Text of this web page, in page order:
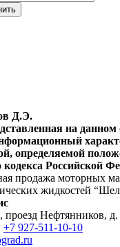
Д.Э.
на данном
определяемой
кодекса Российской
продажа моторных
жидкостей
проезд Нефтянников, д.
+7 927-511-10-10